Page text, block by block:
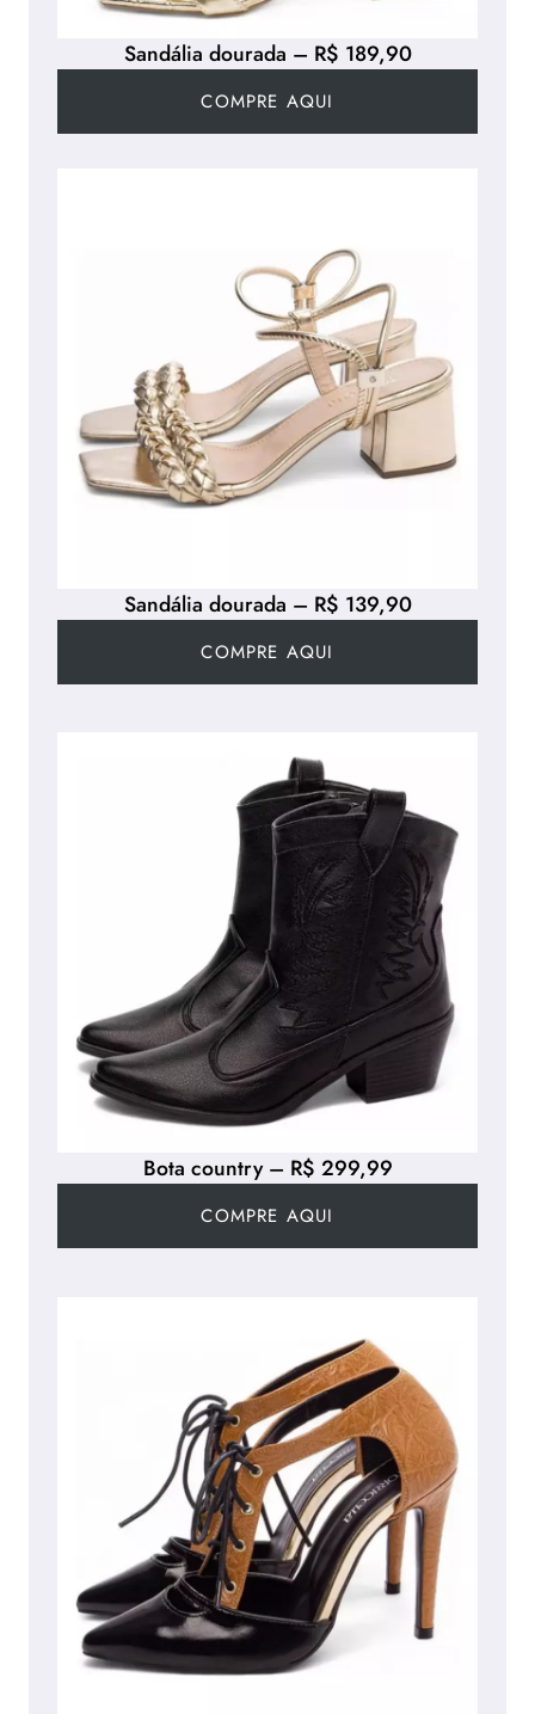
Sandália dourada – R$ 189,90
COMPRE AQUI
Sandália dourada – R$ 139,90
COMPRE AQUI
Bota country – R$ 299,99
COMPRE AQUI